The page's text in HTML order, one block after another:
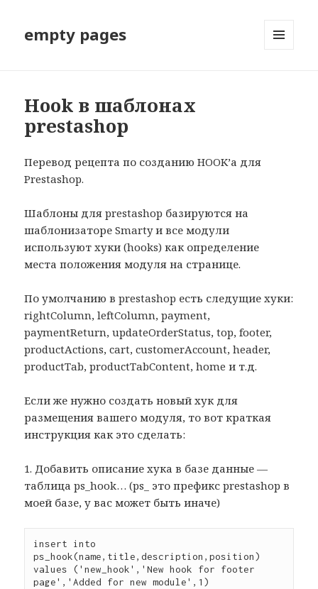
empty pages
Hook в шаблонах
prestashop
Перевод рецепта по созданию HOOK’а для
Prestashop.
Шаблоны для prestashop базируются на
шаблонизаторе Smarty и все модули
используют хуки (hooks) как определение
места положения модуля на странице.
По умолчанию в prestashop есть следущие хуки:
rightColumn, leftColumn, payment,
paymentReturn, updateOrderStatus, top, footer,
productActions, cart, customerAccount, header,
productTab, productTabContent, home и т.д.
Если же нужно создать новый хук для
размещения вашего модуля, то вот краткая
инструкция как это сделать:
1. Добавить описание хука в базе данные —
таблица ps_hook… (ps_ это префикс prestashop в
моей базе, у вас может быть иначе)
insert into
ps_hook(name,title,description,position)
values ('new_hook','New hook for footer
page','Added for new module',1)